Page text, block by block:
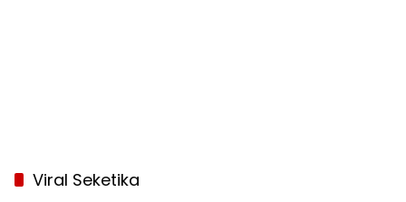
Viral Seketika